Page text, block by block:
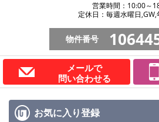
営業時間：10:00～
定休日：毎週水曜日
物件番号
メールで
問い合わせる
お気に入り登録